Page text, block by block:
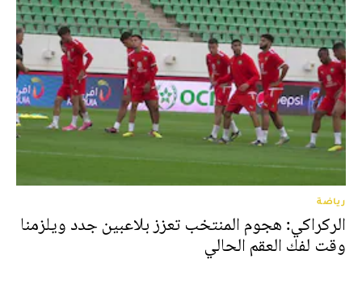
رياضة
الركراكي: هجوم المنتخب تعزز بلاعبين جدد ويلزمنا
وقت لفك العقم الحالي